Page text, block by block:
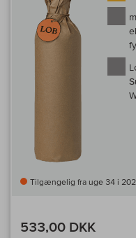
Tilgængelig fra uge 34 i
533,00 DKK